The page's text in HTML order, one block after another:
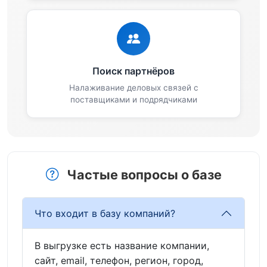
Поиск партнёров
Налаживание деловых связей с
поставщиками и подрядчиками
Частые вопросы о базе
Что входит в базу компаний?
В выгрузке есть название компании,
сайт, email, телефон, регион, город,